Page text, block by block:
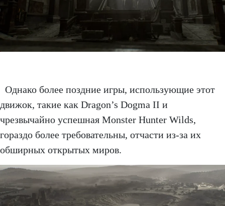
Однако более поздние игры, использующие этот
движок, такие как Dragon’s Dogma II и
чрезвычайно успешная Monster Hunter Wilds,
гораздо более требовательны, отчасти из-за их
обширных открытых миров.